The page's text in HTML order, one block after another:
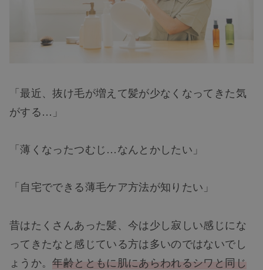
「最近、抜け毛が増えて髪が少なくなってきた気
がする…」
「薄くなったつむじ…なんとかしたい」
「自宅でできる薄毛ケア方法が知りたい」
昔はたくさんあった髪、今は少し寂しい感じにな
ってきたなと感じている方は多いのではないでし
ょうか。年齢とともに肌にあらわれるシワと同じ